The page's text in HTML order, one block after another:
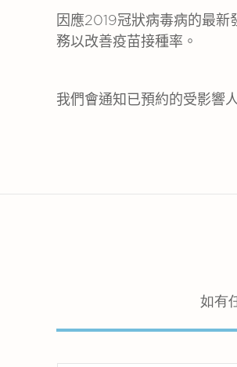
因應2019冠狀病毒病的最新
務以改善疫苗接種率。
我們會通知已預約的受影響
如有